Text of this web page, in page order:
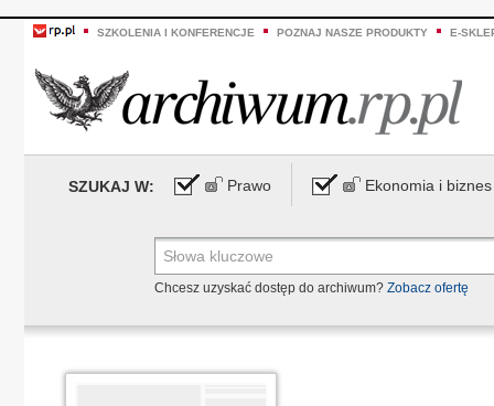
SZKOLENIA I KONFERENCJE POZNAJ NASZE PRODUKTY E-
SZUKAJ W: Prawo Ekonomia i biznes
Chcesz uzyskać dostęp do archiwum? Zobacz ofertę